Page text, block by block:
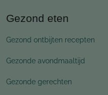
Gezond eten
Gezond ontbijten recepten
Gezonde avondmaaltijd
Gezonde gerechten